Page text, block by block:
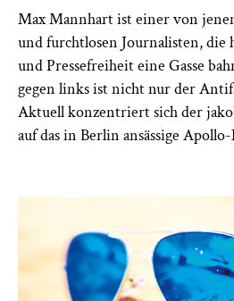
Max Mannhart ist einer von
und furchtlosen Journalisten, die
und Pressefreiheit eine Gasse
gegen links ist nicht nur der
Aktuell konzentriert sich der
auf das in Berlin ansässige